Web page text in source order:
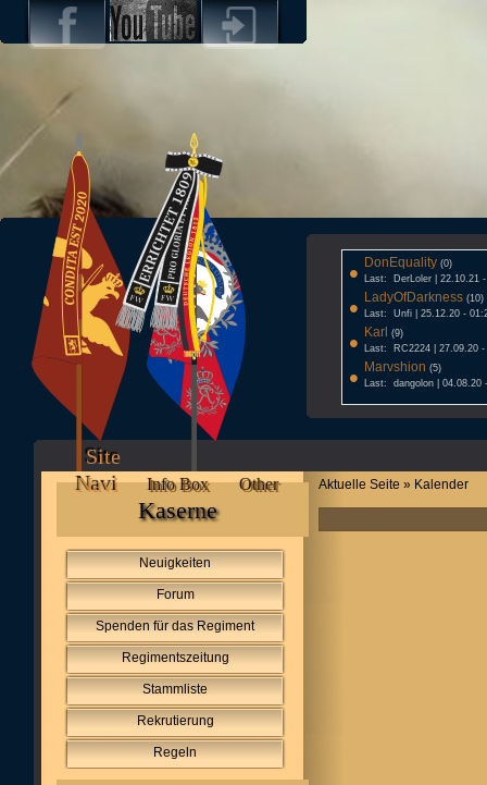
• DonEquality (0)
Last: DerLoler | 22.10.21
• LadyOfDarkness (10)
Last: Unfi | 25.12.20 -
• Karl (9)
Last: RC2224 | 27.09.20 -
• Marvshion (5)
Last: dangolon | 04.08.20
Site
Navi
Info Box Other
Kaserne
Neuigkeiten
Forum
Spenden für das Regiment
Regimentszeitung
Stammliste
Rekrutierung
Regeln
Aktuelle Seite » Kalender